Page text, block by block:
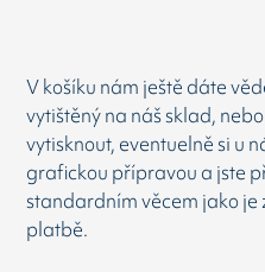
V košíku nám ještě dáte
vytištěný na náš sklad,
vytisknout, eventuelně si u
grafickou přípravou a jste
standardním věcem jako
platbě.